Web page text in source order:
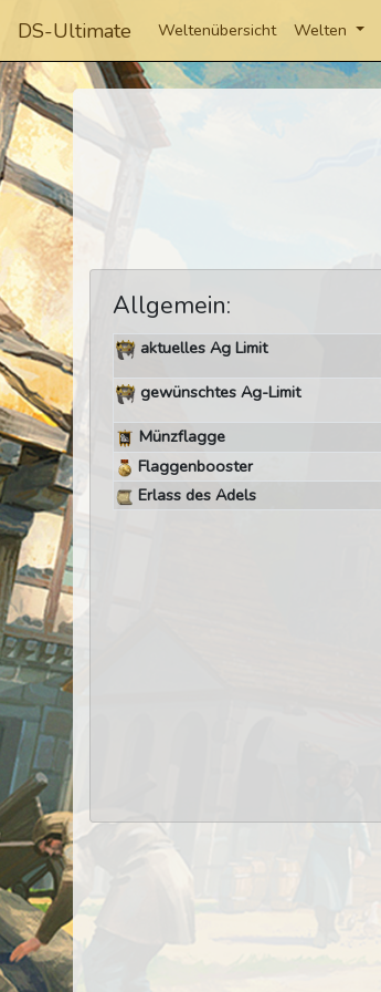
DS-Ultimate Weltenübersicht Welten
Allgemein:
aktuelles Ag Limit
gewünschtes Ag-Limit
Münzflagge
Flaggenbooster
Erlass des Adels